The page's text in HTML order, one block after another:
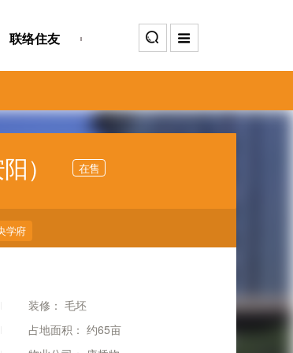
联络住友
） 在售
学府
装修： 毛坯
占地面积： 约65亩